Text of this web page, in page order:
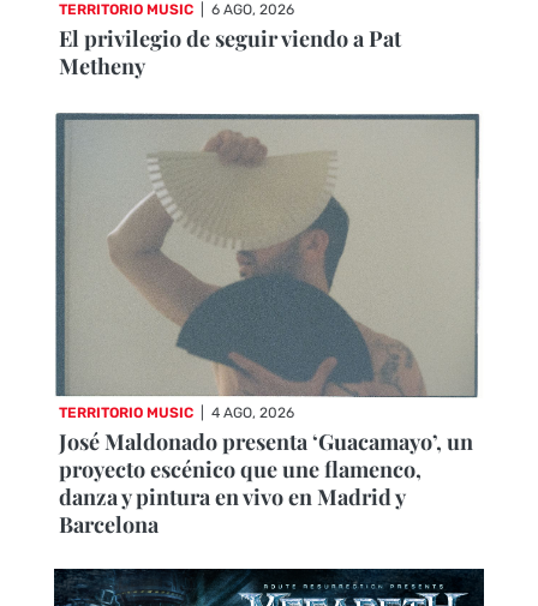
TERRITORIO MUSIC 6 AGO, 2026
El privilegio de seguir viendo a Pat
Metheny
TERRITORIO MUSIC 4 AGO, 2026
José Maldonado presenta ‘Guacamayo’, un
proyecto escénico que une flamenco,
danza y pintura en vivo en Madrid y
Barcelona